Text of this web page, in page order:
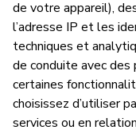
de votre appareil),
l’adresse IP et les
techniques et
de conduite avec
certaines
choisissez d’utiliser
services ou en